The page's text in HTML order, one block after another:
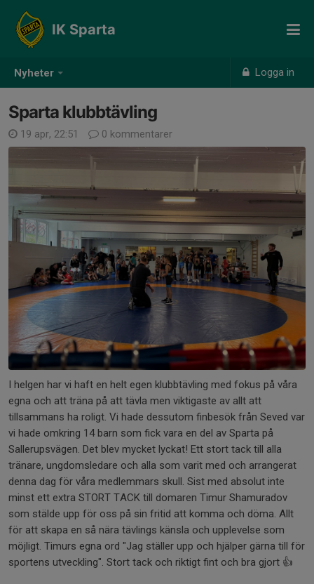
Nyheter Logga in
IK Sparta
Sparta klubbtävling
19 apr, 22:51 0 kommentarer
I helgen har vi haft en helt egen klubbtävling med fokus på våra
egna och att träna på att tävla men viktigaste av allt att
tillsammans ha roligt. Vi hade dessutom finbesök från Seved var
vi hade omkring 14 barn som fick vara en del av Sparta på
Sallerupsvägen. Det blev mycket lyckat! Ett stort tack till alla
tränare, ungdomsledare och alla som varit med och arrangerat
denna dag för våra medlemmars skull. Sist med absolut inte
minst ett extra STORT TACK till domaren Timur Shamuradov
som stälde upp för oss på sin fritid att komma och döma. Allt
för att skapa en så nära tävlings känsla och upplevelse som
möjligt. Timurs egna ord "Jag ställer upp och hjälper gärna till för
sportens utveckling". Stort tack och riktigt fint och bra gjort 👍